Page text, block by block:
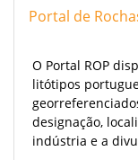
Portal de
O Portal ROP
litótipos
designação,
indústria e a